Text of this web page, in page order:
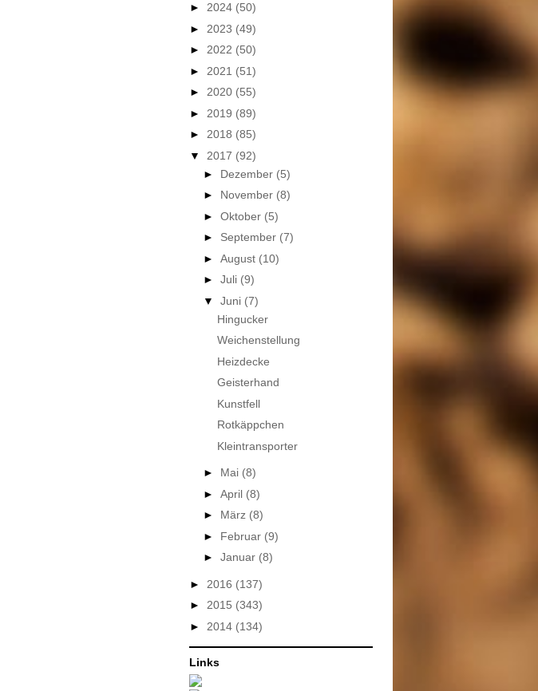
► 2024 (50)
► 2023 (49)
► 2022 (50)
► 2021 (51)
► 2020 (55)
► 2019 (89)
► 2018 (85)
▼ 2017 (92)
► Dezember (5)
► November (8)
► Oktober (5)
► September (7)
► August (10)
► Juli (9)
▼ Juni (7)
Hingucker
Weichenstellung
Heizdecke
Geisterhand
Kunstfell
Rotkäppchen
Kleintransporter
► Mai (8)
► April (8)
► März (8)
► Februar (9)
► Januar (8)
► 2016 (137)
► 2015 (343)
► 2014 (134)
Links